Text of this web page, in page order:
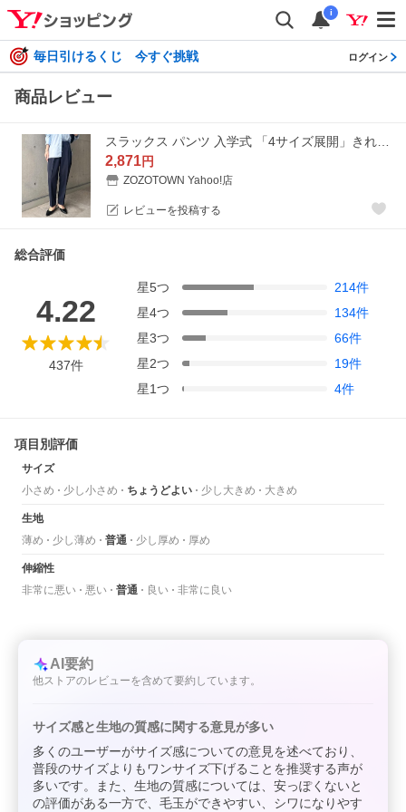
i
毎日引けるくじ 今すぐ挑戦 ログイン
商品レビュー
2,871円
ZOZOTOWN Yahoo!店
レビューを投稿する
総合評価
4.22
437件
星5つ 214件
星4つ 134件
星3つ 66件
星2つ 19件
星1つ 4件
項目別評価
サイズ
小さめ
少し小さめ ちょうどよい 少し大きめ 大きめ
生地
薄め
少し薄め 普通 少し厚め 厚め
伸縮性
非常に悪い
悪い 普通 良い 非常に良い
AI要約
他ストアのレビューを含めて要約しています。
サイズ感と生地の質感に関する意見が多い
多くのユーザーがサイズ感についての意見を述べており、
普段のサイズよりもワンサイズ下げることを推奨する声が
多いです。また、生地の質感については、安っぽくないと
の評価がある一方で、毛玉ができやすい、シワになりやす